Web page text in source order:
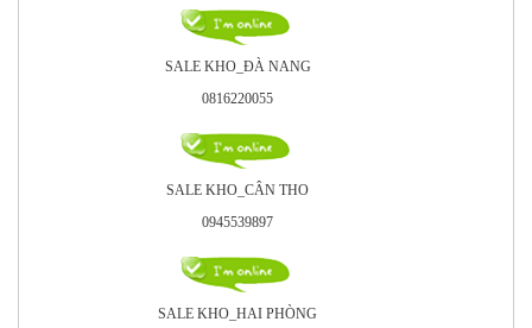
SALE KHO_ÐÀ NANG
0816220055
SALE KHO_CÂN THO
0945539897
SALE KHO_HAI PHÒNG